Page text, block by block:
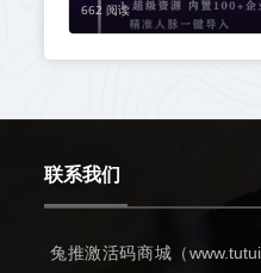
662 阅读
联系我们
兔推激活码商城（